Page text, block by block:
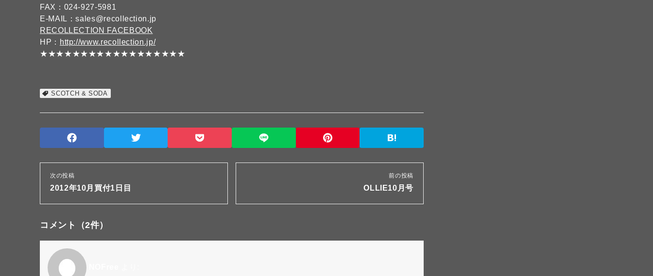
FAX：024-927-5981
E-MAIL：sales@recollection.jp
RECOLLECTION FACEBOOK
HP： http://www.recollection.jp/
★★★★★★★★★★★★★★★★★★
SCOTCH & SODA
次の投稿
2012年10月買付1日目
前の投稿
OLLIE10月号
コメント （2件）